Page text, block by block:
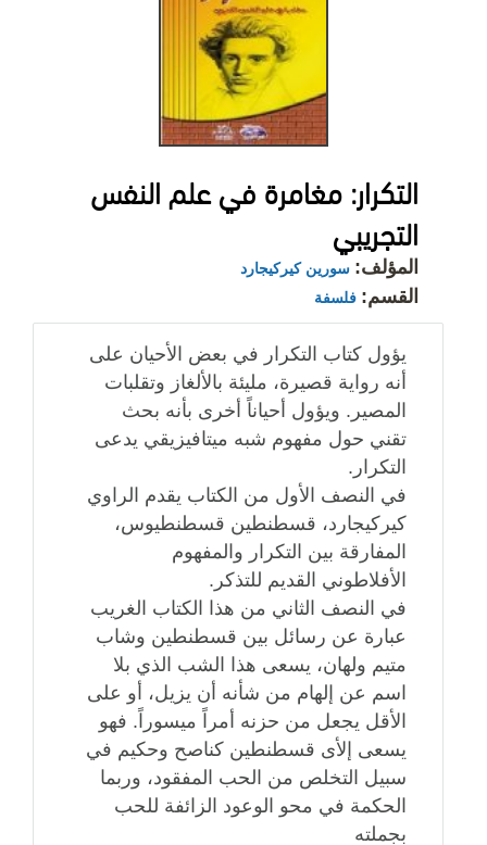
التكرار: مغامرة في علم النفس
التجريبي
المؤلف: سورين كيركيجارد
القسم: فلسفة
يؤول كتاب التكرار في بعض الأحيان على
أنه رواية قصيرة، مليئة بالألغاز وتقلبات
المصير. ويؤول أحياناً أخرى بأنه بحث
تقني حول مفهوم شبه ميتافيزيقي يدعى
التكرار.
في النصف الأول من الكتاب يقدم الراوي
كيركيجارد، قسطنطين قسطنطيوس،
المفارقة بين التكرار والمفهوم
الأفلاطوني القديم للتذكر.
في النصف الثاني من هذا الكتاب الغريب
عبارة عن رسائل بين قسطنطين وشاب
متيم ولهان، يسعى هذا الشب الذي بلا
اسم عن إلهام من شأنه أن يزيل، أو على
الأقل يجعل من حزنه أمراً ميسوراً. فهو
يسعى إلأى قسطنطين كناصح وحكيم في
سبيل التخلص من الحب المفقود، وربما
الحكمة في محو الوعود الزائفة للحب
بجملته